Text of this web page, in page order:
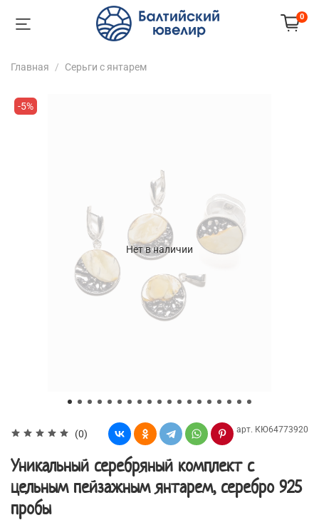
0
Главная Серьги с янтарем
Нет в наличии
-5%
(0) арт. КЮ64773920
Уникальный серебряный комплект с
цельным пейзажным янтарем, серебро 925
пробы